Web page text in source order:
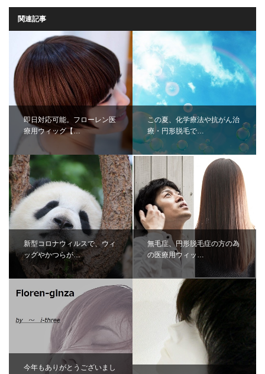
関連記事
即日対応可能。フローレン医
療用ウィッグ【…
この夏、化学療法や抗がん治
療・円形脱毛で…
新型コロナウィルスで、ウィ
ッグやかつらが…
無毛症、円形脱毛症の方の為
の医療用ウィッ…
今年もありがとうございまし